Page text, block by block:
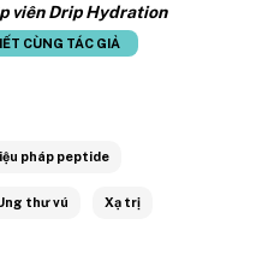
viên Drip Hydration
CÙNG TÁC GIẢ
pháp peptide
thư vú Xạ trị